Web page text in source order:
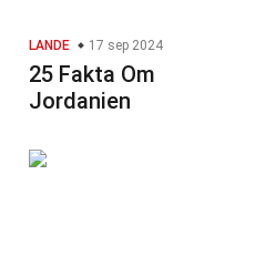
LANDE 17 sep 2024
25 Fakta Om
Jordanien